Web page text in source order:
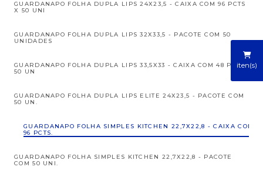
iten(s)
GUARDANAPO FOLHA DUPLA LIPS 24X23,5 - CAIXA COM 96 PCTS
X 50 UNI
GUARDANAPO FOLHA DUPLA LIPS 32X33,5 - PACOTE COM 50
UNIDADES
GUARDANAPO FOLHA DUPLA LIPS 33,5X33 - CAIXA COM 48 PCT X
50 UN
GUARDANAPO FOLHA DUPLA LIPS ELITE 24X23,5 - PACOTE COM
50 UN.
GUARDANAPO FOLHA SIMPLES KITCHEN 22,7X22,8 - CAIXA COM
96 PCTS.
GUARDANAPO FOLHA SIMPLES KITCHEN 22,7X22,8 - PACOTE
COM 50 UNI.